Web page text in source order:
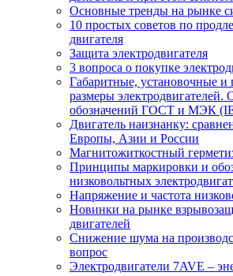
Основные тренды на рынке
10 простых советов по
двигателя
Защита электродвигателя
3 вопроса о покупке
Габаритные, установочные и
размеры электродвигателей.
обозначений ГОСТ и МЭК
Двигатель наизнанку:
Европы, Азии и России
Магнитожиткостный
Принципы маркировки и
низковольтных
Напряжение и частота
Новинки на рынке
двигателей
Снижение шума на
вопрос
Электродвигатели 7AVE –